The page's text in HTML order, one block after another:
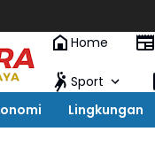
Home
Sport
Lingkungan